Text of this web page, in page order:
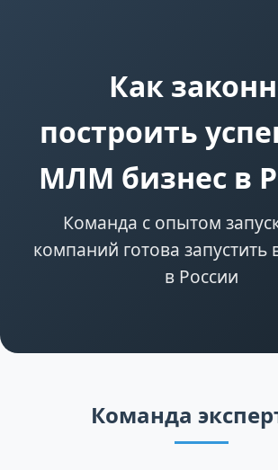
Как
построить
МЛМ бизнес в
Команда с опытом
компаний готова запустить
в России
Команда